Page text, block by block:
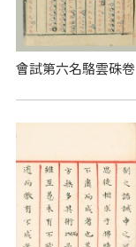
會試第六名駱雲硃卷